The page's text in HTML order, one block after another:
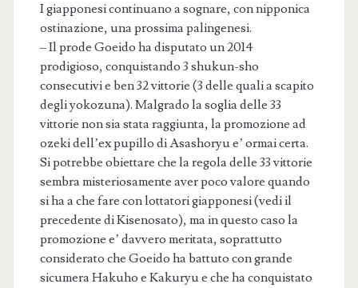
I giapponesi continuano a sognare, con nipponica
ostinazione, una prossima palingenesi.
– Il prode Goeido ha disputato un 2014
prodigioso, conquistando 3 shukun-sho
consecutivi e ben 32 vittorie (3 delle quali a scapito
degli yokozuna). Malgrado la soglia delle 33
vittorie non sia stata raggiunta, la promozione ad
ozeki dell’ex pupillo di Asashoryu e’ ormai certa.
Si potrebbe obiettare che la regola delle 33 vittorie
sembra misteriosamente aver poco valore quando
si ha a che fare con lottatori giapponesi (vedi il
precedente di Kisenosato), ma in questo caso la
promozione e’ davvero meritata, soprattutto
considerato che Goeido ha battuto con grande
sicumera Hakuho e Kakuryu e che ha conquistato